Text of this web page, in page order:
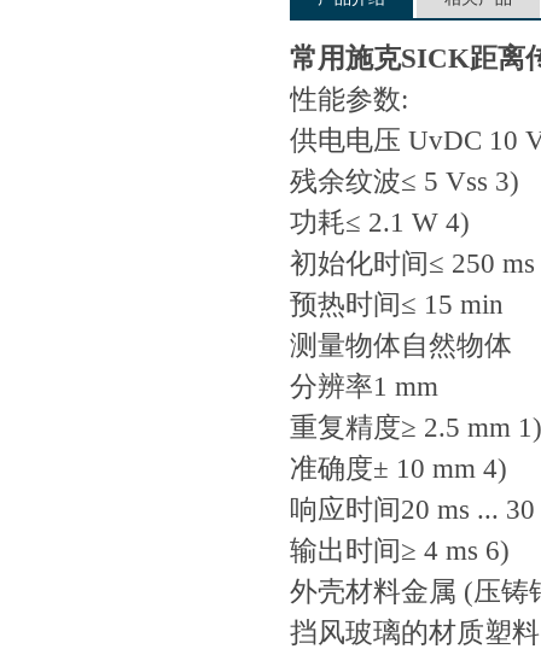
常用施克SICK距离
性能参数:
供电电压 UvDC 10
残余纹波≤ 5 Vss 3)
功耗≤ 2.1 W 4)
初始化时间≤ 250 ms
预热时间≤ 15 min
测量物体自然物体
分辨率1 mm
重复精度≥ 2.5 mm
准确度± 10 mm 4)
响应时间20 ms ...
输出时间≥ 4 ms 6)
外壳材料金属 (压铸
挡风玻璃的材质塑